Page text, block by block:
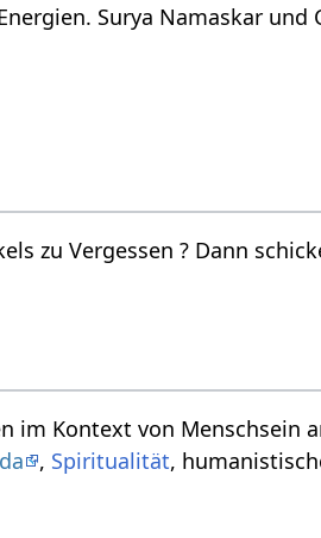
Surya Namaskar
Email an wiki(at)yoga-vidya.de.
, Spiritualität,